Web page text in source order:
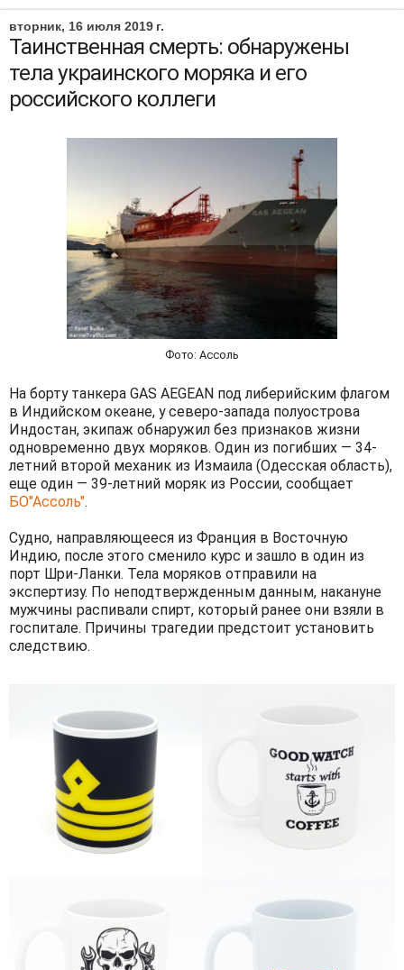
вторник, 16 июля 2019 г.
Таинственная смерть: обнаружены
тела украинского моряка и его
российского коллеги
Фото: Ассоль
На борту танкера GAS AEGEAN под либерийским флагом
в Индийском океане, у северо-запада полуострова
Индостан, экипаж обнаружил без признаков жизни
одновременно двух моряков. Один из погибших — 34-
летний второй механик из Измаила (Одесская область),
еще один — 39-летний моряк из России, сообщает
БО"Ассоль".
Судно, направляющееся из Франция в Восточную
Индию, после этого сменило курс и зашло в один из
порт Шри-Ланки. Тела моряков отправили на
экспертизу. По неподтвержденным данным, накануне
мужчины распивали спирт, который ранее они взяли в
госпитале. Причины трагедии предстоит установить
следствию.